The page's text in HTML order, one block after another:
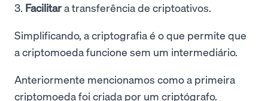
3. Facilitara transferência de criptoativos.
Simplificando, a criptografia é o que permite que
a criptomoeda funcione sem um intermediário.
Anteriormente mencionamos como a primeira
criptomoeda foi criada por um criptógrafo.